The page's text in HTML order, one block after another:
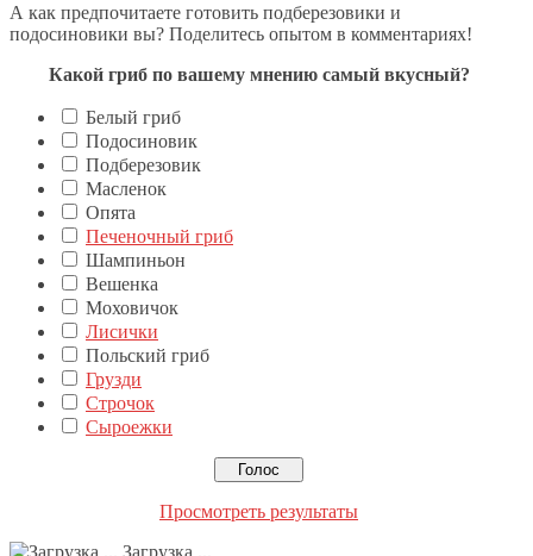
А как предпочитаете готовить подберезовики и
подосиновики вы? Поделитесь опытом в комментариях!
Какой гриб по вашему мнению самый вкусный?
Белый гриб
Подосиновик
Подберезовик
Масленок
Опята
Печеночный гриб
Шампиньон
Вешенка
Моховичок
Лисички
Польский гриб
Грузди
Строчок
Сыроежки
Просмотреть результаты
Загрузка ...